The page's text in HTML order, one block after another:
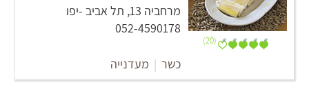
(20)
מרחביה 13, תל אביב -יפו
052-4590178
כשר | מעדנייה